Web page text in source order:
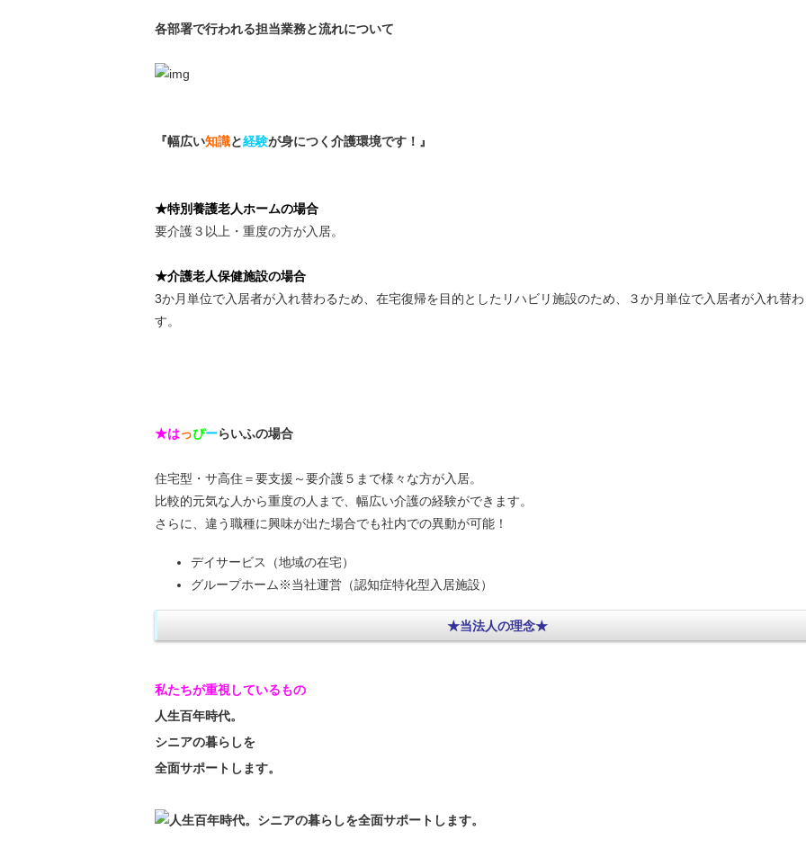
各部署で行われる担当業務と流れについて
『幅広い知識と経験が身につく介護環境です！』
★特別養護老人ホームの場合
要介護３以上・重度の方が入居。
★介護老人保健施設の場合
3か月単位で入居者が入れ替わるため、在宅復帰を目的としたリハビリ施設のため、３か月単位で入居者が入れ替
す。
★はっぴーらいふの場合
住宅型・サ高住＝要支援～要介護５まで様々な方が入居。
比較的元気な人から重度の人まで、幅広い介護の経験ができます。
さらに、違う職種に興味が出た場合でも社内での異動が可能！
デイサービス
（地域の在宅）
グループホーム ※当社運営 （認知症特化型入居施設）
★当法人の理念★
私たちが重視しているもの
人生百年時代。
シニアの暮らしを
全面サポートします。